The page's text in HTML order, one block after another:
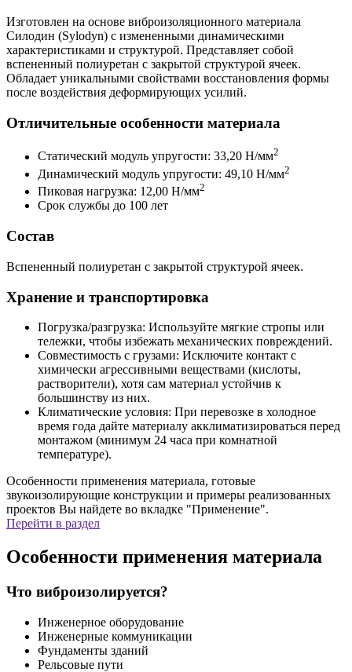
Изготовлен на основе виброизоляционного материала
Силодин (Sylodyn) с измененными динамическими
характеристиками и структурой. Представляет собой
вспененный полиуретан с закрытой структурой ячеек.
Обладает уникальными свойствами восстановления формы
после воздействия деформирующих усилий.
Отличительные особенности материала
Статический модуль упругости: 33,20 H/мм2
Динамический модуль упругости: 49,10 H/мм2
Пиковая нагрузка: 12,00 H/мм2
Срок службы до 100 лет
Состав
Вспененный полиуретан с закрытой структурой ячеек.
Хранение и транспортировка
Погрузка/разгрузка: Используйте мягкие стропы или
тележки, чтобы избежать механических повреждений.
Совместимость с грузами: Исключите контакт с
химически агрессивными веществами (кислоты,
растворители), хотя сам материал устойчив к
большинству из них.
Климатические условия: При перевозке в холодное
время года дайте материалу акклиматизироваться перед
монтажом (минимум 24 часа при комнатной
температуре).
Особенности применения материала, готовые
звукоизолирующие конструкции и примеры реализованных
проектов Вы найдете во вкладке "Применение".
Перейти в раздел
Особенности применения материала
Что виброизолируется?
Инженерное оборудование
Инженерные коммуникации
Фундаменты зданий
Рельсовые пути